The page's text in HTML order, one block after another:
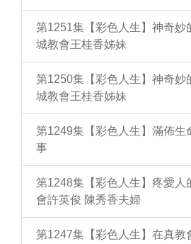
第1251集【彩色人生】神奇妙
城教會王桂香姊妹
第1250集【彩色人生】神奇妙
城教會王桂香姊妹
第1249集【彩色人生】滿佈生
事
第1248集【彩色人生】疼愛人
會許英俊 陳秀香夫婦
第1247集【彩色人生】在真教